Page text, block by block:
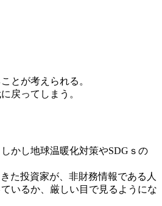
とが考えられる。
戻ってしまう。
かし地球温暖化対策やSDGｓの
た投資家が、非財務情報である人
いるか、厳しい目で見るようにな